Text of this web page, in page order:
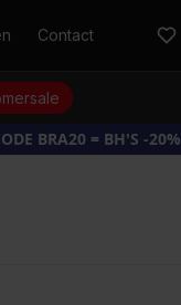
Contact
BRA20 = BH'S -20%